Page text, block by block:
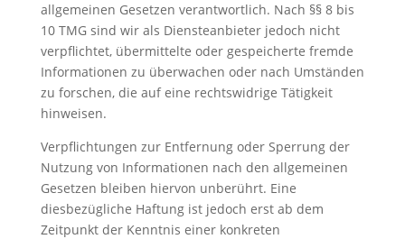
allgemeinen Gesetzen verantwortlich. Nach §§ 8 bis
10 TMG sind wir als Diensteanbieter jedoch nicht
verpflichtet, übermittelte oder gespeicherte fremde
Informationen zu überwachen oder nach Umständen
zu forschen, die auf eine rechtswidrige Tätigkeit
hinweisen.
Verpflichtungen zur Entfernung oder Sperrung der
Nutzung von Informationen nach den allgemeinen
Gesetzen bleiben hiervon unberührt. Eine
diesbezügliche Haftung ist jedoch erst ab dem
Zeitpunkt der Kenntnis einer konkreten